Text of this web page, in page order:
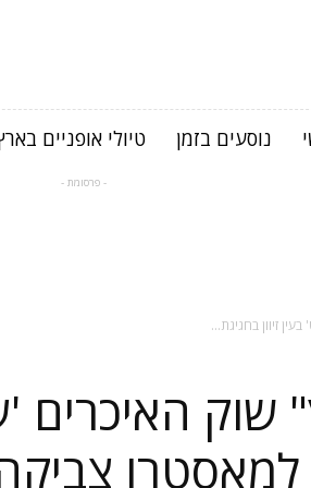
נוסעים בזמן טיולי אופניים
- פרסומת -
זיוון בחגיגת...
האיכרים
למאסטרו